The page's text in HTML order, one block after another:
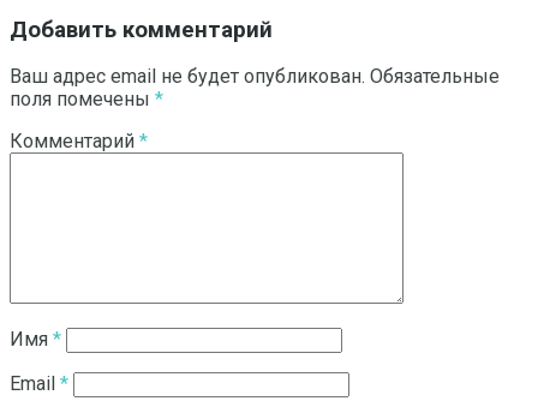
Добавить комментарий
Ваш адрес email не будет опубликован. Обязательные
поля помечены *
Комментарий *
Имя *
Email *